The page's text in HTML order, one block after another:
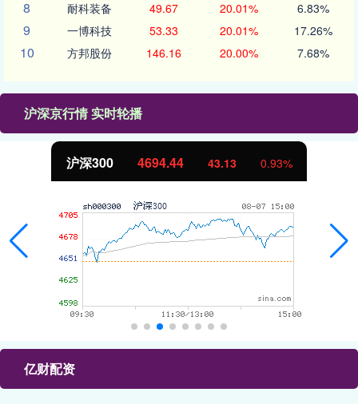
8 耐科装备 49.67 20.01% 6.83%
9 一博科技 53.33 20.01% 17.26%
10 方邦股份 146.16 20.00% 7.68%
沪深京行情 实时轮播
北证50 1134.24 11.37 1.01%
亿财配资